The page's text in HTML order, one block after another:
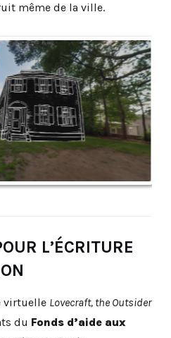
même de la ville.
L’ÉCRITURE
virtuelle Lovecraft, the Outsider
du Fonds d’aide aux